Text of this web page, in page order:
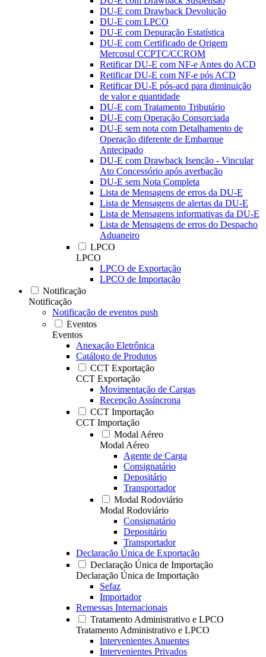
DU-E com Drawback Devolução
DU-E com LPCO
DU-E com Depuração Estatística
DU-E com Certificado de Origem
Mercosul CCPTC/CCROM
Retificar DU-E com NF-e Antes do ACD
Retificar DU-E com NF-e pós ACD
Retificar DU-E pós-acd para diminuição
de valor e quantidade
DU-E com Tratamento Tributário
DU-E com Operação Consorciada
DU-E sem nota com Detalhamento de
Operação diferente de Embarque
Antecipado
DU-E com Drawback Isenção - Vincular
Ato Concessório após averbação
DU-E sem Nota Completa
Lista de Mensagens de erros da DU-E
Lista de Mensagens de alertas da DU-E
Lista de Mensagens informativas da DU-E
Lista de Mensagens de erros do Despacho
Aduaneiro
LPCO
LPCO
LPCO de Exportação
LPCO de Importação
Notificação
Notificação
Notificação de eventos push
Eventos
Eventos
Anexação Eletrônica
Catálogo de Produtos
CCT Exportação
CCT Exportação
Movimentação de Cargas
Recepção Assíncrona
CCT Importação
CCT Importação
Modal Aéreo
Modal Aéreo
Agente de Carga
Consignatário
Depositário
Transportador
Modal Rodoviário
Modal Rodoviário
Consignatário
Depositário
Transportador
Declaração Única de Exportação
Declaração Única de Importação
Declaração Única de Importação
Sefaz
Importador
Remessas Internacionais
Tratamento Administrativo e LPCO
Tratamento Administrativo e LPCO
Intervenientes Anuentes
Intervenientes Privados